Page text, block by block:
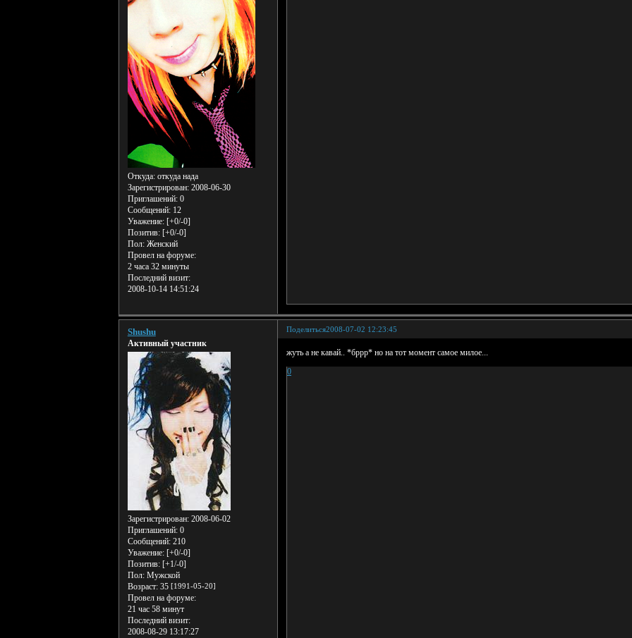
Откуда:откуда нада
Зарегистрирован: 2008-06-30
Приглашений:0
Сообщений:12
Уважение: [+0/-0]
Позитив: [+0/-0]
Пол:Женский
Провел на форуме:
2 часа 32 минуты
Последний визит:
2008-10-14 14:51:24
Поделиться2008-07-02 12:23:45
Shushu
Активный участник
Зарегистрирован: 2008-06-02
Приглашений:0
Сообщений:210
Уважение: [+0/-0]
Позитив: [+1/-0]
Пол:Мужской
Возраст:35 [1991-05-20]
Провел на форуме:
21 час 58 минут
Последний визит:
2008-08-29 13:17:27
жуть а не кавай.. *бррр* но на тот момент самое милое...
0